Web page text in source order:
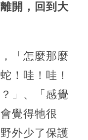
開，回到大
「怎麼那麼
！哇！哇！
」、「感覺
覺得牠很
外少了保護